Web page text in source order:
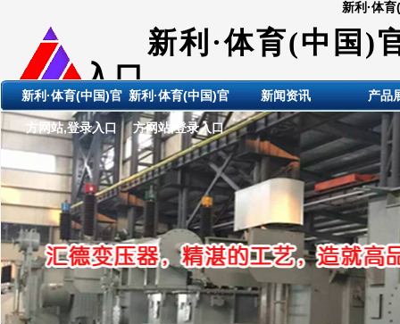
新利·体
新利·体育(中国)
入口
ShanDong HuiDE
新利·体育(中国)官
方网站,登录入口
新利·体育(中国)官
方网站,登录入口
新闻资讯 产品